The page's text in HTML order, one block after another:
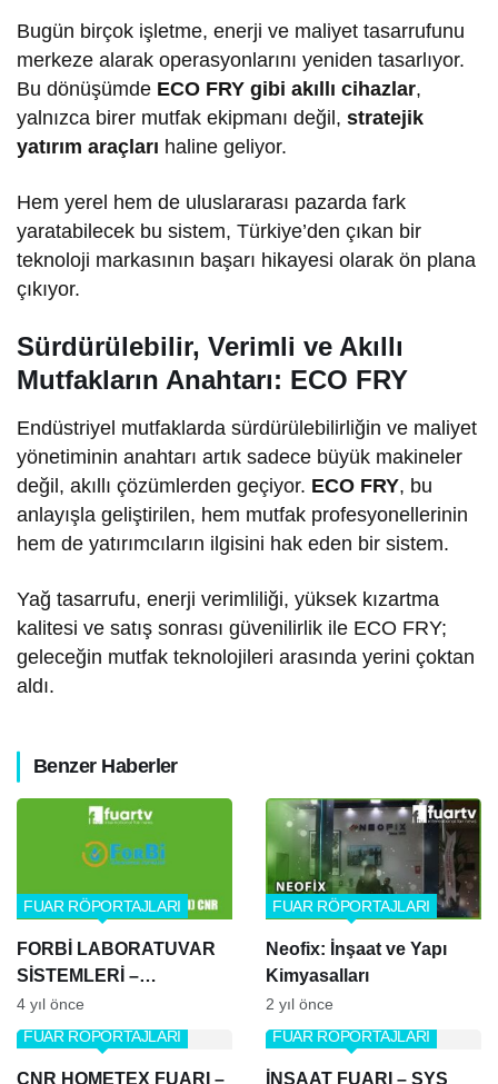
Bugün birçok işletme, enerji ve maliyet tasarrufunu
merkeze alarak operasyonlarını yeniden tasarlıyor.
Bu dönüşümde ECO FRY gibi akıllı cihazlar,
yalnızca birer mutfak ekipmanı değil,stratejik
yatırım araçları haline geliyor.
Hem yerel hem de uluslararası pazarda fark
yaratabilecek bu sistem, Türkiye’den çıkan bir
teknoloji markasının başarı hikayesi olarak ön plana
çıkıyor.
Sürdürülebilir, Verimli ve Akıllı
Mutfakların Anahtarı: ECO FRY
Endüstriyel mutfaklarda sürdürülebilirliğin ve maliyet
yönetiminin anahtarı artık sadece büyük makineler
değil, akıllı çözümlerden geçiyor. ECO FRY, bu
anlayışla geliştirilen, hem mutfak profesyonellerinin
hem de yatırımcıların ilgisini hak eden bir sistem.
Yağ tasarrufu, enerji verimliliği, yüksek kızartma
kalitesi ve satış sonrası güvenilirlik ile ECO FRY;
geleceğin mutfak teknolojileri arasında yerini çoktan
aldı.
Benzer Haberler
FORBİ LABORATUVAR
SİSTEMLERİ –
TURKCHEM FUYARI
(KİMYA FUARI) CNR
FUAR RÖPORTAJLARI
4 yıl önce
Neofix: İnşaat ve Yapı
Kimyasalları
FUAR RÖPORTAJLARI
2 yıl önce
CNR HOMETEX FUARI –
FUAR RÖPORTAJLARI
İNŞAAT FUARI – SYS
FUAR RÖPORTAJLARI